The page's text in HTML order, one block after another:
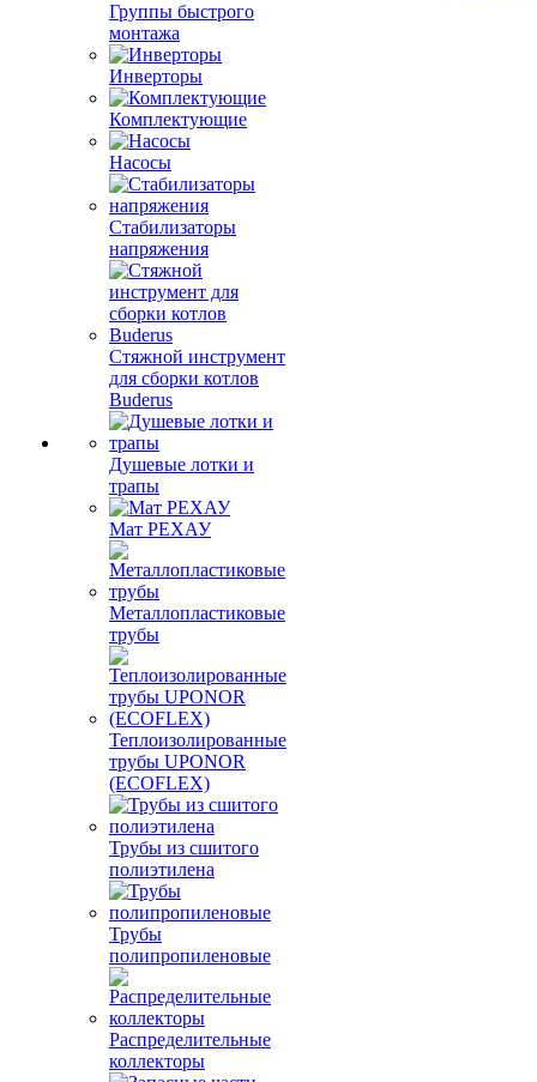
Группы быстрого
монтажа
Инверторы
Комплектующие
Насосы
Стабилизаторы
напряжения
Стяжной инструмент
для сборки котлов
Buderus
Душевые лотки и
трапы
Мат РЕХАУ
Металлопластиковые
трубы
Теплоизолированные
трубы UPONOR
(ECOFLEX)
Трубы из сшитого
полиэтилена
Трубы
полипропиленовые
Распределительные
коллекторы